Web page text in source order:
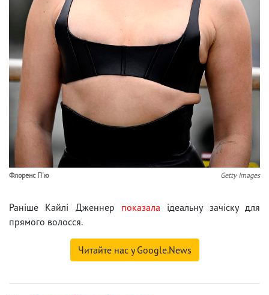
Флоренс П'ю Getty Images
Раніше Кайлі Дженнер показала ідеальну зачіску для
прямого волосся.
Читайте нас у Google.News